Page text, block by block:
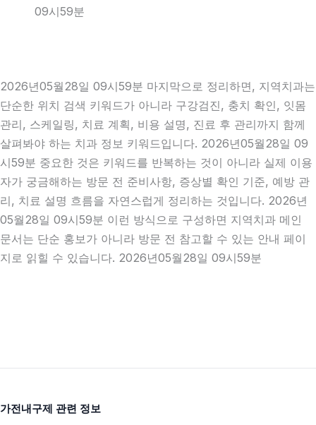
09시59분
2026년05월28일 09시59분 마지막으로 정리하면, 지역치과는
단순한 위치 검색 키워드가 아니라 구강검진, 충치 확인, 잇몸
관리, 스케일링, 치료 계획, 비용 설명, 진료 후 관리까지 함께
살펴봐야 하는 치과 정보 키워드입니다. 2026년05월28일 09
시59분 중요한 것은 키워드를 반복하는 것이 아니라 실제 이용
자가 궁금해하는 방문 전 준비사항, 증상별 확인 기준, 예방 관
리, 치료 설명 흐름을 자연스럽게 정리하는 것입니다. 2026년
05월28일 09시59분 이런 방식으로 구성하면 지역치과 메인
문서는 단순 홍보가 아니라 방문 전 참고할 수 있는 안내 페이
지로 읽힐 수 있습니다. 2026년05월28일 09시59분
가전내구제 관련 정보